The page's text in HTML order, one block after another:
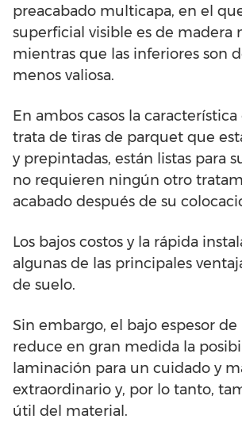
preacabado multicapa, en el
superficial visible es de madera
mientras que las inferiores son
menos valiosa.
En ambos casos la característica
trata de tiras de parquet que
y prepintadas, están listas para
no requieren ningún otro
acabado después de su
Los bajos costos y la rápida
algunas de las principales
de suelo.
Sin embargo, el bajo espesor de
reduce en gran medida la
laminación para un cuidado y
extraordinario y, por lo tanto,
útil del material.